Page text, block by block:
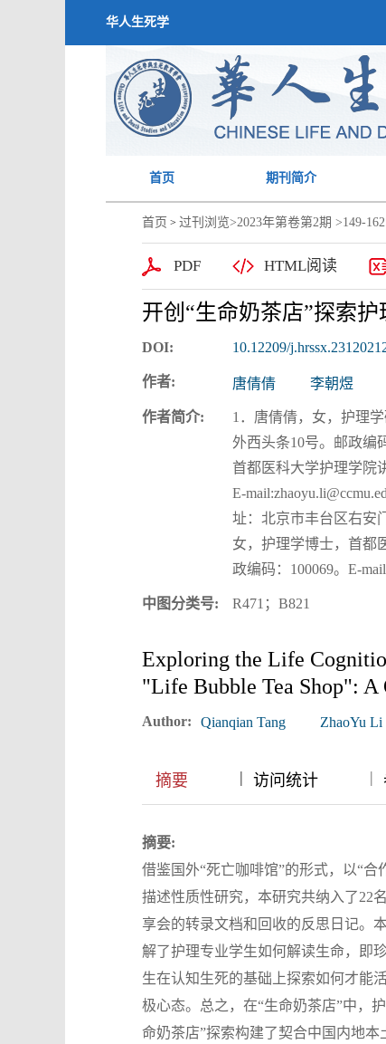
华人生死学
首页 期刊简介
首页 > 过刊浏览>2023年第卷第2期 >149-
PDF HTML阅读
开创“生命奶茶店”探索
DOI: 10.12209/
作者: 唐倩倩 李朝煜
作者简介:
1．唐倩倩，女，护理
外西头条10号。邮政编
首都医科大学护理学院
E-
址：北京市丰台区右安
女，护理学博士，首都
政编码：100069。E-
中图分类号: R471；B821
Exploring the Life
"Life Bubble Tea Shop": A
Author: Qianqian Tang ZhaoYu Li
摘要 || 访问统计 |
摘要:
借鉴国外“死亡咖啡馆”的形式，以“
描述性质性研究，本研究共纳入了22
享会的转录文档和回收的反思日记。
解了护理专业学生如何解读生命，即
生在认知生死的基础上探索如何才能
极心态。总之，在“生命奶茶店”中，
命奶茶店”探索构建了契合中国内地本